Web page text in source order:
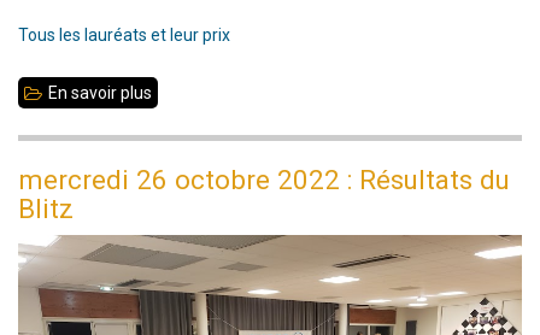
Tous les lauréats et leur prix
En savoir plus
indien
Sasikiran
remporte
mercredi 26 octobre 2022 : Résultats du
Blitz